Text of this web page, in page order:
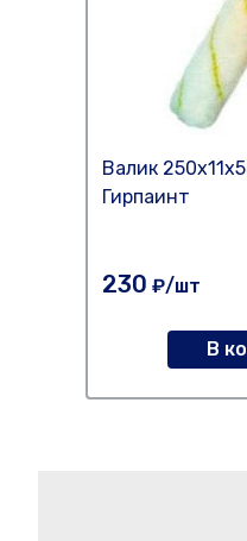
Валик
Гирпаинт
230 ₽/шт
В